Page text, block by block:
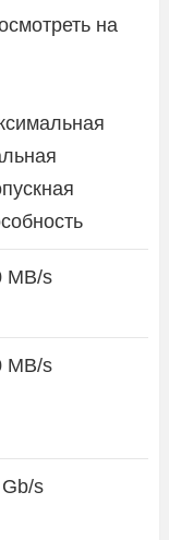
на
MB/s
MB/s
s